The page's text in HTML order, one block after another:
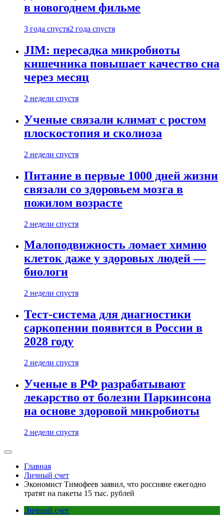
в новогоднем фильме
3 года спустя2 года спустя
JIM: пересадка микробиоты
кишечника повышает качество сна
через месяц
2 недели спустя
Ученые связали климат с ростом
плоскостопия и сколиоза
2 недели спустя
Питание в первые 1000 дней жизни
связали со здоровьем мозга в
пожилом возрасте
2 недели спустя
Малоподвижность ломает химию
клеток даже у здоровых людей —
биологи
2 недели спустя
Тест-система для диагностики
саркопении появится в России в
2028 году
2 недели спустя
Ученые в РФ разрабатывают
лекарство от болезни Паркинсона
на основе здоровой микробиоты
2 недели спустя
Главная
Личный счет
Экономист Тимофеев заявил, что россияне ежегодно
тратят на пакеты 15 тыс. рублей
Личный счет